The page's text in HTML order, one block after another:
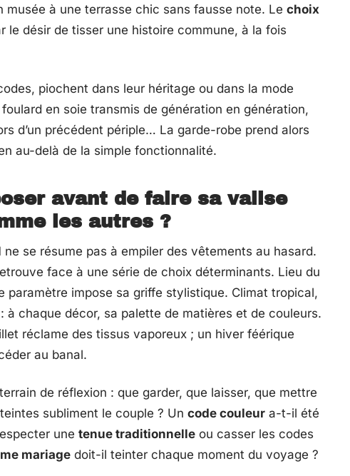
musée à une terrasse chic sans fausse note. Le choix
désir de tisser une histoire commune, à la fois
piochent dans leur héritage ou dans la mode
en soie transmis de génération en génération,
d’un précédent périple… La garde-robe prend alors
au-delà de la simple fonctionnalité.
avant de faire sa valise
les autres ?
ne se résume pas à empiler des vêtements au hasard.
face à une série de choix déterminants. Lieu du
paramètre impose sa griffe stylistique. Climat tropical,
chaque décor, sa palette de matières et de couleurs.
réclame des tissus vaporeux ; un hiver féérique
au banal.
de réflexion : que garder, que laisser, que mettre
subliment le couple ? Un code couleur a-t-il été
une tenue traditionnelle ou casser les codes
mariage doit-il teinter chaque moment du voyage ?